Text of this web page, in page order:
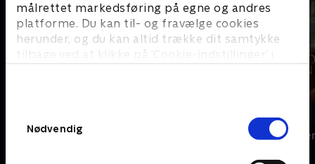
målrettet markedsføring på egne og andres
platforme. Du kan til- og fravælge cookies
herunder, og du kan altid trække dit samtykke
tilbage ved at klikke på ’Cookie-indstillinger’ i
Nødvendig
Dear England Den gode